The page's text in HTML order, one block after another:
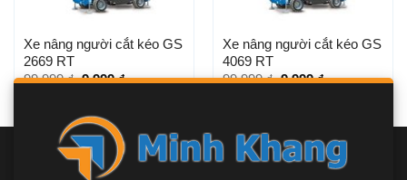
Xe nâng người cắt kéo GS
2669 RT
99.999₫ 9.999₫
Xe nâng người cắt kéo GS
4069 RT
99.999₫ 9.999₫